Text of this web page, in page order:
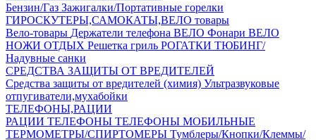
Бензин/Газ Зажигалки/Портативные горелки
ГИРОСКУТЕРЫ,САМОКАТЫ,ВЕЛО товары
Вело-товары Держатели телефона ВЕЛО Фонари ВЕЛО
НОЖИ ОТДЫХ Решетка гриль РОГАТКИ ТЮБИНГ/
Надувные санки
СРЕДСТВА ЗАЩИТЫ ОТ ВРЕДИТЕЛЕЙ
Средства защиты от вредителей (химия) Ультразвуковые
отпугиватели,мухабойки
ТЕЛЕФОНЫ,РАЦИИ
РАЦИИ ТЕЛЕФОНЫ ТЕЛЕФОНЫ МОБИЛЬНЫЕ
ТЕРМОМЕТРЫ/СПИРТОМЕРЫ Тумблеры/Кнопки/Клеммы/